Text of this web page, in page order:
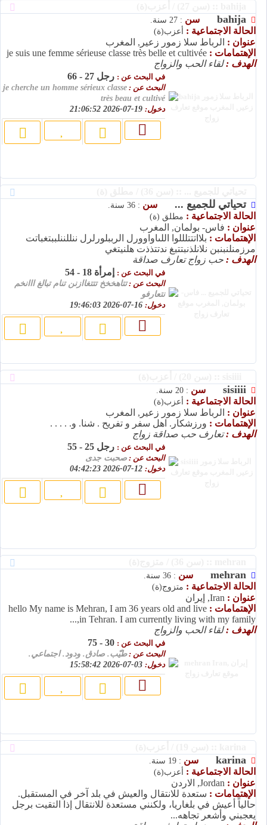
bahija سن : 27 سنة.
الحالة الاجتماعية : أعزب(ة)
عنوان : الرباط سلا زمور زعير, المغرب
الإهتمامات : je suis une femme sérieuse classe très belle et cultivée
الهدف :لقاء الحب والزواج
في البحث عن : رجل 27 - 66
البحث عن : je cherche un homme sérieux classe
très beau et cultivé
دخول:
تحياتي للجميع ... سن : 36 سنة.
الحالة الاجتماعية : مطلق (ة)
عنوان : فاس- بولمان, المغرب
الإهتمامات : بلااتتتلللوا اللىاواوورل الرببلورلرل ننللننلببتغباتت
مرزمنلنبنبن نلانلذنبتتبغ ندتتذذت هلنيتغي
الهدف : حب زواج تعارف صداقة
في البحث عن : إمرأة 18 - 54
البحث عن :تتاهخخخ تتتغاازنن تنام تبالغ ااانخم
نتعارفو
دخول:
sisiiii سن : 20 سنة.
الحالة الاجتماعية : أعزب(ة)
عنوان : الرباط سلا زمور زعير, المغرب
الإهتمامات : ورزشکار. اهل سفر و تفریح . شنا. و. . . . .
الهدف :تعارف حب صداقة زواج
في البحث عن : رجل 25 - 55
البحث عن : صحبت جدی
دخول:
mehran سن : 36 سنة.
الحالة الاجتماعية : متزوج(ة)
عنوان : Iran, إيران
الإهتمامات : hello My name is Mehran, I am 36 years old and live
in Tehran. I am currently living with my family,...
الهدف :لقاء الحب والزواج
في البحث عن :
البحث عن :طيّب. صادق. ودود. اجتماعي.
دخول:
karina سن : 19 سنة.
الحالة الاجتماعية : أعزب(ة)
عنوان : Jordan, الاردن
الإهتمامات : ستعدة للانتقال والعيش في بلد آخر في المستقبل.
حالياً أعيش في بلغاريا، ولكنني مستعدة للانتقال إذا التقيت برجل
يعجبني وأشعر تجاهه...